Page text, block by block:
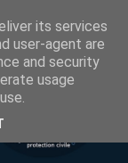
its services
user-agent are
and security
usage